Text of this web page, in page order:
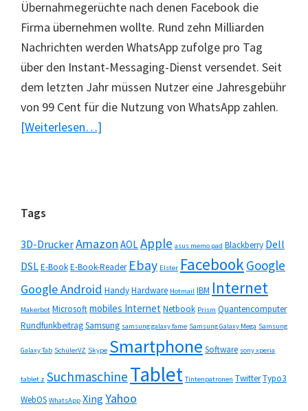
Übernahmegerüchte nach denen Facebook die
Firma übernehmen wollte. Rund zehn Milliarden
Nachrichten werden WhatsApp zufolge pro Tag
über den Instant-Messaging-Dienst versendet. Seit
dem letzten Jahr müssen Nutzer eine Jahresgebühr
von 99 Cent für die Nutzung von WhatsApp zahlen.
[Weiterlesen…]
Seitenspalte
Tags
3D-DruckerAmazon AOLApple asus memo pad Blackberry Dell
DSLE-BookE-Book-Reader Ebay Elster FacebookGoogle
Google Android HandyHardware Hotmail IBM Internet
Makerbot Microsoftmobiles InternetNetbook Prism Quantencomputer
RundfunkbeitragSamsung samsung galaxy fame Samsung Galaxy Mega Samsung
Galaxy Tab SchülerVZ Skype Smartphone Software sony xperia
tablet z Suchmaschine Tablet Tintenpatronen TwitterTypo3
WebOS WhatsApp XingYahoo